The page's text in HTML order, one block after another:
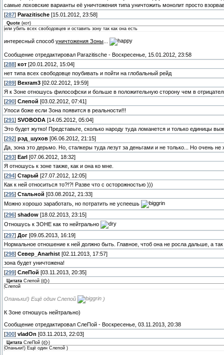
самые лоховские варианты её уничтожения типа уничтожить монолит просто
[287] Parazitische [15.01.2012, 23:58]
Quote (кот)
или убить всех свободовцев и оставить зону так как она есть
интересный способ уничтожения Зоны
Сообщение отредактировал Parazitische - Воскресенье, 15.01.2012, 23:58
[288] кот [20.01.2012, 15:04]
нет типа всех свободовце поубивать и пойти на глобальный рейд
[289] Bexram3 [02.02.2012, 19:59]
Я к Зоне отношусь философски и больше в положительную сторону чем в
[290] Слепой [03.02.2012, 07:41]
Упоси боже если Зона появится в реальности!!!
[291 ] SVOBODA [14.05.2012, 05:04]
Это будет жутко! Представьте, сколько народу туда ломанется и только единицы
[292] рэд_шухов [06.06.2012, 21:15]
Да, зона это дерьмо. Но, сталкеры туда лезут за деньгами и не только... Но очень
[293] Earl [07.06.2012, 18:32]
Я отношусь к зоне также, как и она ко мне.
[294] Старый [27.07.2012, 12:05]
Как к ней относиться то?!?! Разве что с осторожностью )))
[295] Стальной [03.08.2012, 21:33]
Можно хорошо заработать, но потратить не успеешь
[296] shadow [18.02.2013, 23:15]
Отношусь к ЗОНЕ как то нейтрально
[297] Дог [09.05.2013, 16:19]
Нормальное отношение к ней должно быть. Главное, чтоб она не росла дальше, а так
[298] Север_Anarhist [02.11.2013, 17:57]
зона будет уничтожена!
[299] СлеПoй [03.11.2013, 20:35]
Цитата Слепой (
)
Слепой
Опаньки!) Ещё один Слепой )
К Зоне отношусь нейтрально)
Сообщение отредактировал СлеПoй - Воскресенье, 03.11.2013, 20:38
[300] vladOn [03.11.2013, 22:03]
Цитата СлеПoй (
)
Опаньки!) Ещё один Слепой )